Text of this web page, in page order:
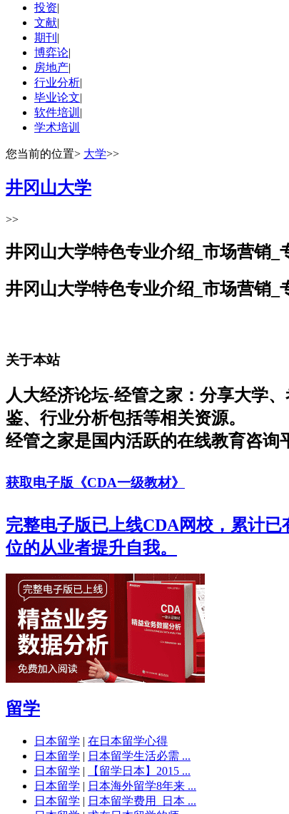
投资|
文献|
期刊 |
博弈论|
房地产|
行业分析|
毕业论文|
软件培训 |
学术培训
您当前的位置> 大学>>
井冈山大学
>>
井冈山大学特色专业介绍_市场营销_
井冈山大学特色专业介绍_市场营销_
关于本站
人大经济论坛-经管之家：分享大学
鉴、行业分析包括等相关资源。
经管之家是国内活跃的在线教育咨询
获取电子版《CDA一级教材》
完整电子版已上线CDA网校，累计
位的从业者提升自我。
留学
日本留学 | 在日本留学心得
日本留学 | 日本留学生活必需 ...
日本留学 |
【留学日本】2015 ...
日本留学 | 日本海外留学8年来 ...
日本留学 | 日本留学费用_日本 ...